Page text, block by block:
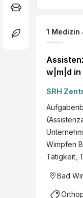
1 Medizin
w|m|d in
Ärzte in
SRH
Wimpfen
Tätigkeit,
Bad